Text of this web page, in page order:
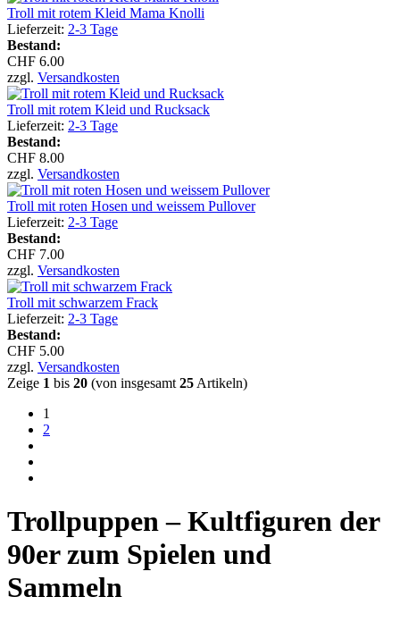
Troll mit rotem Kleid Mama Knolli
Lieferzeit: 2-3 Tage
Bestand:
CHF 6.00
zzgl. Versandkosten
Troll mit rotem Kleid und Rucksack
Lieferzeit: 2-3 Tage
Bestand:
CHF 8.00
zzgl. Versandkosten
Troll mit roten Hosen und weissem Pullover
Lieferzeit: 2-3 Tage
Bestand:
CHF 7.00
zzgl. Versandkosten
Troll mit schwarzem Frack
Lieferzeit: 2-3 Tage
Bestand:
CHF 5.00
zzgl. Versandkosten
Zeige 1 bis 20 (von insgesamt 25 Artikeln)
1
2
Trollpuppen – Kultfiguren der
90er zum Spielen und
Sammeln